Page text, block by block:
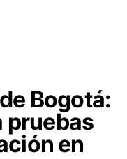
Bogotá:
pruebas
en